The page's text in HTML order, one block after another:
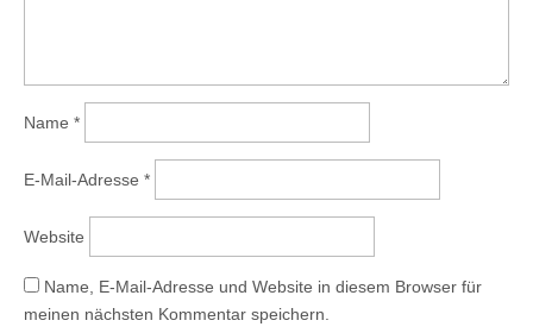
Name *
E-Mail-Adresse *
Website
Name, E-Mail-Adresse und Website in diesem Browser für
meinen nächsten Kommentar speichern.